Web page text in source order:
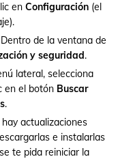
en Configuración (el
Dentro de la ventana de
y seguridad.
lateral, selecciona
en el botón Buscar
.
hay actualizaciones
e instalarlas
te pida reiniciar la